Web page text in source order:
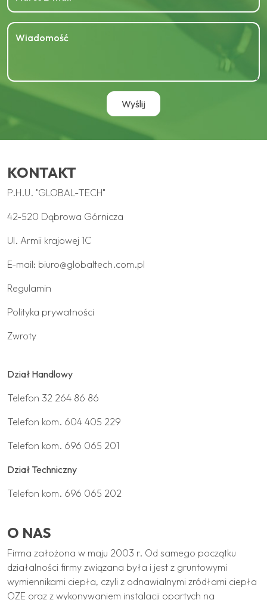
KONTAKT
P.H.U. "GLOBAL-TECH"
42-520 Dąbrowa Górnicza
Ul. Armii krajowej 1C
E-mail: biuro@globaltech.com.pl
Regulamin
Polityka prywatności
Zwroty
Dział Handlowy
Telefon 32 264 86 86
Telefon kom. 604 405 229
Telefon kom. 696 065 201
Dział Techniczny
Telefon kom. 696 065 202
O NAS
Firma założona w maju 2003 r. Od samego początku
działalności firmy związana była i jest z gruntowymi
wymiennikami ciepła, czyli z odnawialnymi zródłami ciepła
OZE oraz z wykonywaniem instalacji opartych na